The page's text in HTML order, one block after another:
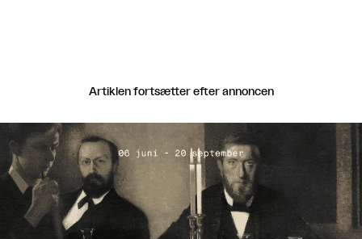
Artiklen fortsætter efter annoncen